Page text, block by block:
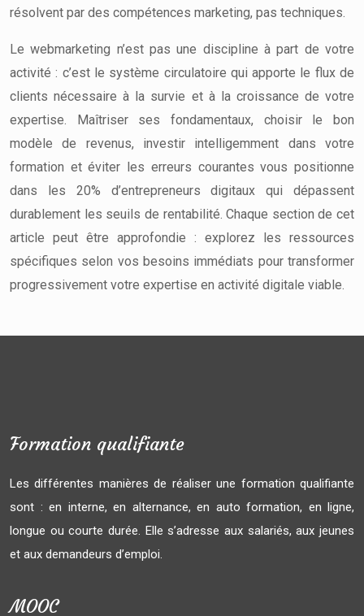
résolvent par des compétences marketing, pas techniques.
Le webmarketing n’est pas une discipline à part de votre
activité : c’est le système circulatoire qui apporte le flux de
clients nécessaire à la survie et à la croissance de votre
expertise. Maîtriser ses fondamentaux, choisir le bon
modèle de revenus, investir intelligemment dans votre
formation et éviter les erreurs courantes vous positionne
dans les 20% d’entrepreneurs digitaux qui dépassent
durablement les seuils de rentabilité. Chaque section de cet
article peut être approfondie : explorez les ressources
spécifiques selon vos besoins immédiats pour transformer
progressivement votre expertise en activité digitale viable.
Formation qualifiante
Les différentes manières de réaliser une formation qualifiante
sont : en interne, en alternance, en auto formation, en ligne,
longue ou courte durée. Elle s’adresse aux salariés, aux jeunes
et aux demandeurs d’emploi.
MOOC